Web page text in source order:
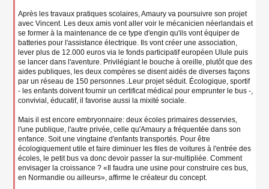
Après les travaux pratiques scolaires, Amaury va poursuivre son projet
avec Vincent. Les deux amis vont aller voir le mécanicien néerlandais et
se former à la maintenance de ce type d'engin qu'ils vont équiper de
batteries pour l'assistance électrique. Ils vont créer une association,
lever plus de 12.000 euros via le fonds participatif européen Ulule puis
se lancer dans l'aventure. Privilégiant le bouche à oreille, plutôt que des
aides publiques, les deux compères se disent aidés de diverses façons
par un réseau de 150 personnes .Leur projet séduit. Écologique, sportif
- les enfants doivent fournir un certificat médical pour emprunter le bus -,
convivial, éducatif, il favorise aussi la mixité sociale.
Mais il est encore embryonnaire: deux écoles primaires desservies,
l'une publique, l'autre privée, celle qu'Amaury a fréquentée dans son
enfance. Soit une vingtaine d'enfants transportés. Pour être
écologiquement utile et faire diminuer les files de voitures à l'entrée des
écoles, le petit bus va donc devoir passer la sur-multipliée. Comment
envisager la croissance ? «Il faudra une usine pour construire ces bus,
en Normandie ou ailleurs», affirme le créateur du concept.